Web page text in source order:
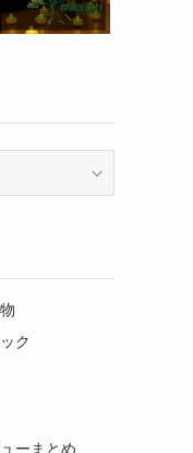
ク
ーまとめ